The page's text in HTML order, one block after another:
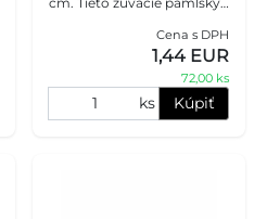
starostlivosti o ústnu
dutinu psov. Pomáhajú
Cena s DPH
1,44 EUR
72,00 ks
ks Kúpiť